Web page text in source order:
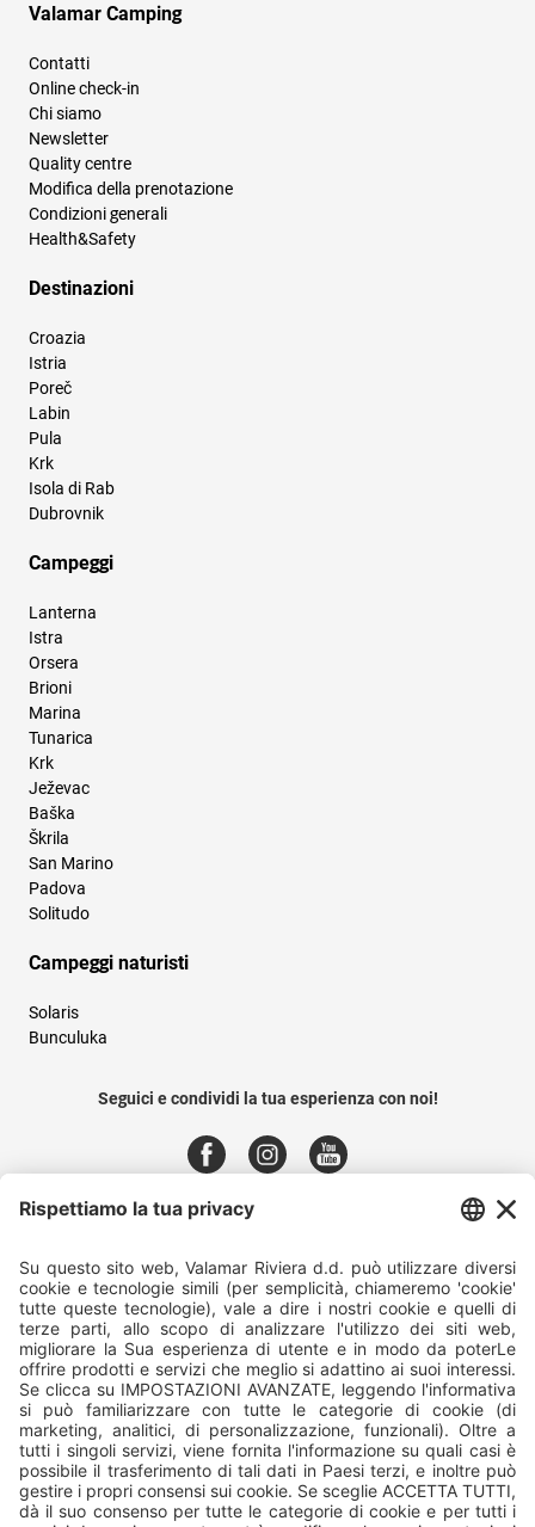
Valamar Camping
Contatti
Online check-in
Chi siamo
Newsletter
Quality centre
Modifica della prenotazione
Condizioni generali
Health&Safety
Destinazioni
Croazia
Istria
Poreč
Labin
Pula
Krk
Isola di Rab
Dubrovnik
Campeggi
Lanterna
Istra
Orsera
Brioni
Marina
Tunarica
Krk
Ježevac
Baška
Škrila
San Marino
Padova
Solitudo
Campeggi naturisti
Solaris
Bunculuka
Seguici e condividi la tua esperienza con noi!